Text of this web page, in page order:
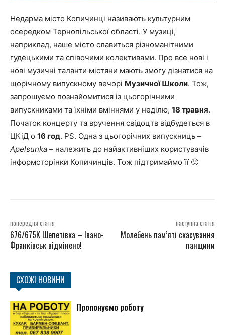
Недарма місто Копичинці називають культурним
осередком Тернопільської області. У музиці,
наприклад, наше місто славиться різноманітними
гудецькими та співочими колективами. Про все нові і
нові музичні таланти містяни мають змогу дізнатися на
щорічному випускному вечорі Музичної Школи. Тож,
запрошуємо познайомитися із цьогорічними
випускниками та їхніми вміннями у неділю, 18 травня.
Початок концерту та вручення свідоцтв відбудеться в
ЦКіД о 16 год. PS. Одна з цьогорічних випускниць –
Apelsunka – належить до найактивніших користувачів
інформсторінки Копичинців. Тож підтримаймо її 🙂
попередня стаття
676/675К Шепетівка – Івано-
Франківськ відмінено!
наступна стаття
Молебень пам’яті скасування
панщини
СХОЖІ НОВИНИ
Пропонуємо роботу